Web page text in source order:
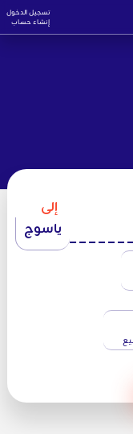
تسجيل الدخول
إنشاء حساب
إلى
ياسوج